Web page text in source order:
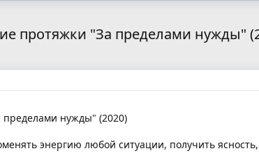
протяжки "За пределами нужды"
пределами нужды" (2020)
энергию любой ситуации, получить